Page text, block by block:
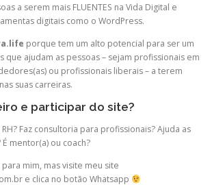
a serem mais FLUENTES na Vida Digital e
digitais como o WordPress.
porque tem um alto potencial para ser um
que ajudam as pessoas – sejam profissionais em
ou profissionais liberais – a terem
nas suas carreiras.
e participar do site?
Faz consultoria para profissionais? Ajuda as
mentor(a) ou coach?
mim, mas visite meu site
e clica no botão Whatsapp